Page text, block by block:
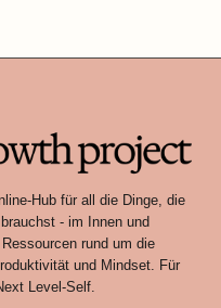
Hub für all die Dinge, die
- im Innen und
rund um die
und Mindset. Für
Level-Self.